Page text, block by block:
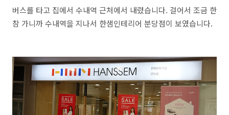
버스를 타고 집에서 수내역 근처에서 내렸습니다. 걸어서 조금 한
참 가니까 수내역을 지나서 한샘인테리어 분당점이 보였습니다.